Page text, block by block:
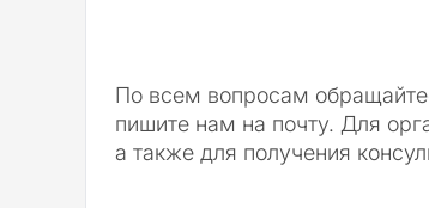
По всем вопросам
пишите нам на почту. Для
а также для получения